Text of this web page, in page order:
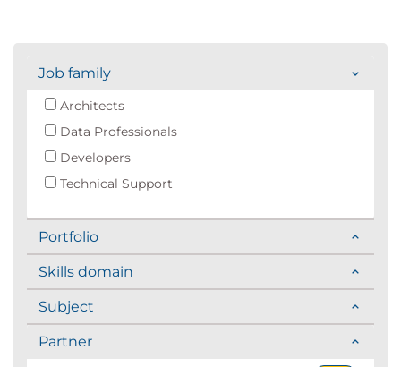
Job family
Architects
Data Professionals
Developers
Technical Support
Portfolio
Skills domain
Subject
Partner